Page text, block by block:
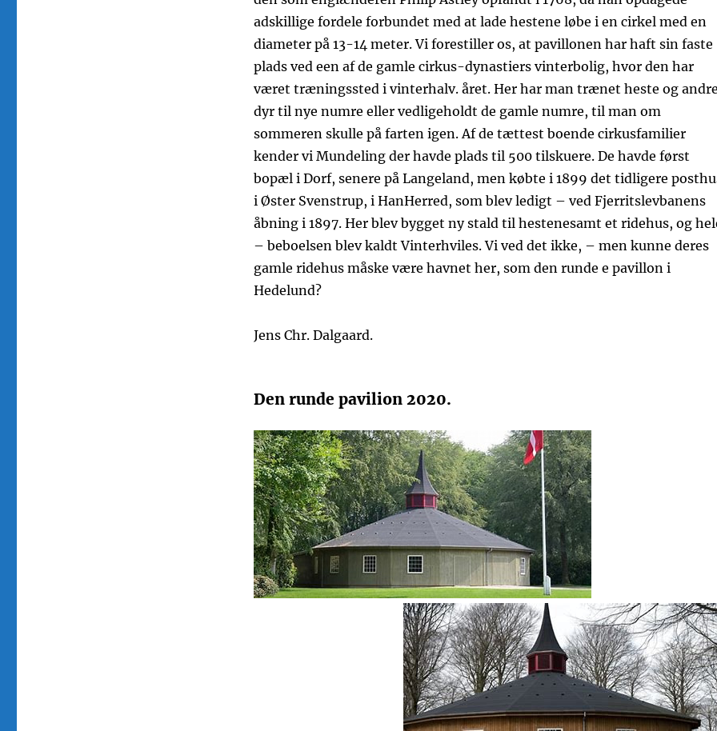
adskillige fordele forbundet med at lade hestene løbe i en cirkel med en
diameter på 13-14 meter. Vi forestiller os, at pavillonen har haft sin faste
plads ved een af de gamle cirkus-dynastiers vinterbolig, hvor den har
været træningssted i vinterhalv. året. Her har man trænet heste og andre
dyr til nye numre eller vedligeholdt de gamle numre, til man om
sommeren skulle på farten igen. Af de tættest boende cirkusfamilier
kender vi Mundeling der havde plads til 500 tilskuere. De havde først
bopæl i Dorf, senere på Langeland, men købte i 1899 det tidligere
i Øster Svenstrup, i HanHerred, som blev ledigt – ved Fjerritslevbanens
åbning i 1897. Her blev bygget ny stald til hestenesamt et ridehus, og
– beboelsen blev kaldt Vinterhviles. Vi ved det ikke, – men kunne deres
gamle ridehus måske være havnet her, som den runde e pavillon i
Hedelund?
Jens Chr. Dalgaard.
Den runde pavilion 2020.